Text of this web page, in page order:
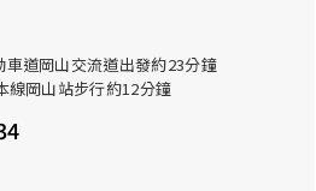
車道岡山交流道出發約23分鐘
線岡山站步行約12分鐘